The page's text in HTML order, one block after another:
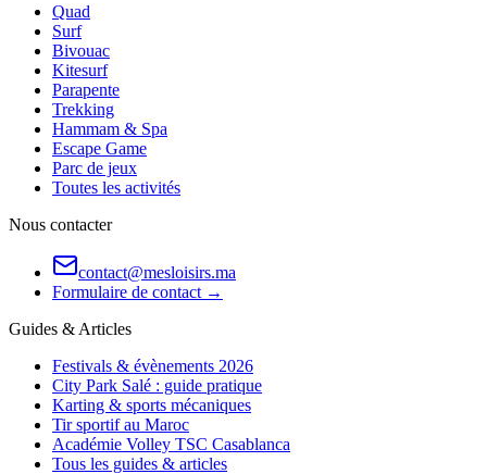
Quad
Surf
Bivouac
Kitesurf
Parapente
Trekking
Hammam & Spa
Escape Game
Parc de jeux
Toutes les activités
Nous contacter
contact@mesloisirs.ma
Formulaire de contact →
Guides & Articles
Festivals & évènements 2026
City Park Salé : guide pratique
Karting & sports mécaniques
Tir sportif au Maroc
Académie Volley TSC Casablanca
Tous les guides & articles